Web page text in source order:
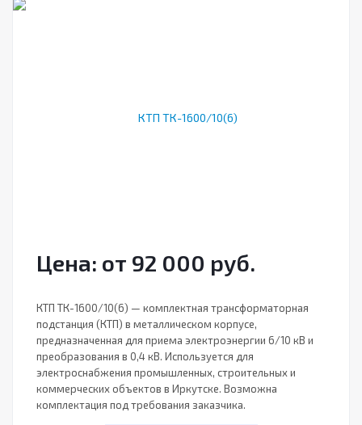
Цена: от 92 000 руб.
КТП ТК-1600/10(6) — комплектная трансформаторная
подстанция (КТП) в металлическом корпусе,
предназначенная для приема электроэнергии 6/10 кВ и
преобразования в 0,4 кВ. Используется для
электроснабжения промышленных, строительных и
коммерческих объектов в Иркутске. Возможна
комплектация под требования заказчика.